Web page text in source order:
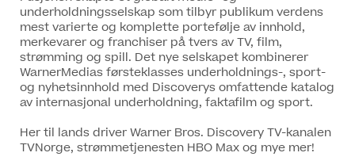
underholdningsselskap som tilbyr publikum verdens
mest varierte og komplette portefølje av innhold,
merkevarer og franchiser på tvers av TV, film,
strømming og spill. Det nye selskapet kombinerer
WarnerMedias førsteklasses underholdnings-, sport-
og nyhetsinnhold med Discoverys omfattende katalog
av internasjonal underholdning, faktafilm og sport.
Her til lands driver Warner Bros. Discovery TV-kanalen
TVNorge, strømmetjenesten HBO Max og mye mer!